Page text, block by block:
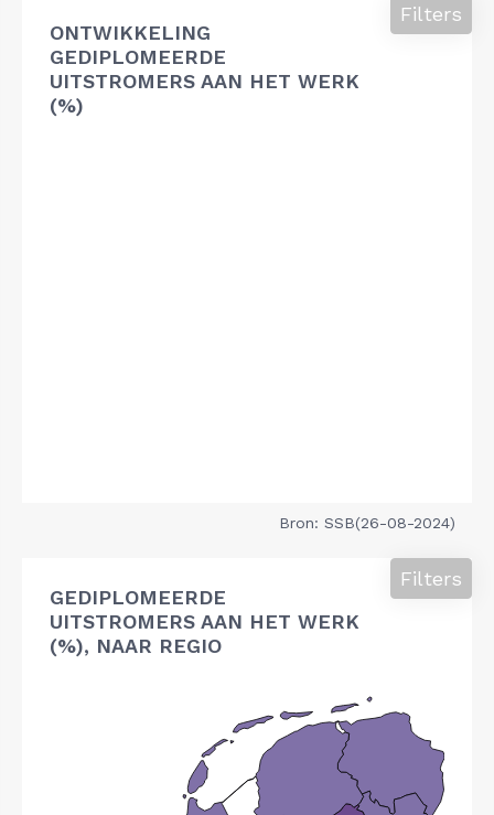
ONTWIKKELING
GEDIPLOMEERDE
UITSTROMERS AAN HET WERK
(%)
Filters
Bron: SSB(26-08-2024)
GEDIPLOMEERDE
UITSTROMERS AAN HET WERK
(%), NAAR REGIO
Filters